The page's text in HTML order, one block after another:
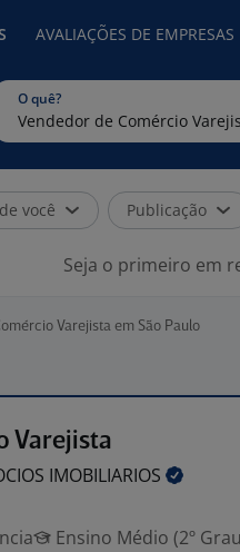
AVALIAÇÕES DE EMPRESAS
O quê?
você Publicação
Seja o primeiro em
Varejista em São Paulo
Varejista
IMOBILIARIOS
Ensino Médio (2º